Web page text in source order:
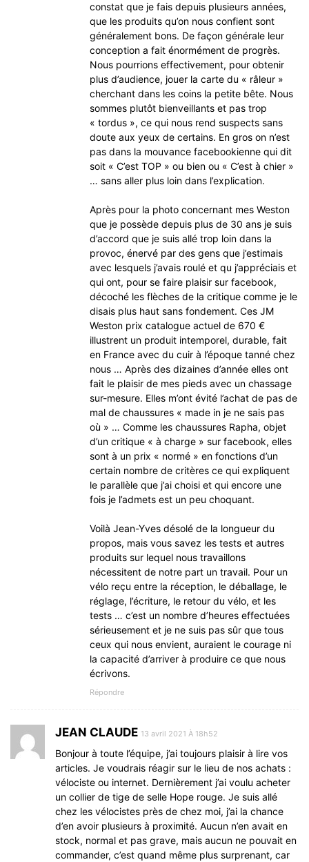
constat que je fais depuis plusieurs années,
que les produits qu’on nous confient sont
généralement bons. De façon générale leur
conception a fait énormément de progrès.
Nous pourrions effectivement, pour obtenir
plus d’audience, jouer la carte du « râleur »
cherchant dans les coins la petite bête. Nous
sommes plutôt bienveillants et pas trop
« tordus », ce qui nous rend suspects sans
doute aux yeux de certains. En gros on n’est
pas dans la mouvance facebookienne qui dit
soit « C’est TOP » ou bien ou « C’est à chier »
… sans aller plus loin dans l’explication.
Après pour la photo concernant mes Weston
que je possède depuis plus de 30 ans je suis
d’accord que je suis allé trop loin dans la
provoc, énervé par des gens que j’estimais
avec lesquels j’avais roulé et qu j’appréciais et
qui ont, pour se faire plaisir sur facebook,
décoché les flèches de la critique comme je le
disais plus haut sans fondement. Ces JM
Weston prix catalogue actuel de 670 €
illustrent un produit intemporel, durable, fait
en France avec du cuir à l’époque tanné chez
nous … Après des dizaines d’année elles ont
fait le plaisir de mes pieds avec un chassage
sur-mesure. Elles m’ont évité l’achat de pas de
mal de chaussures « made in je ne sais pas
où » … Comme les chaussures Rapha, objet
d’un critique « à charge » sur facebook, elles
sont à un prix « normé » en fonctions d’un
certain nombre de critères ce qui expliquent
le parallèle que j’ai choisi et qui encore une
fois je l’admets est un peu choquant.
Voilà Jean-Yves désolé de la longueur du
propos, mais vous savez les tests et autres
produits sur lequel nous travaillons
nécessitent de notre part un travail. Pour un
vélo reçu entre la réception, le déballage, le
réglage, l’écriture, le retour du vélo, et les
tests … c’est un nombre d’heures effectuées
sérieusement et je ne suis pas sûr que tous
ceux qui nous envient, auraient le courage ni
la capacité d’arriver à produire ce que nous
écrivons.
Répondre
JEAN CLAUDE 13 avril 2021 À 18h52
Bonjour à toute l’équipe, j’ai toujours plaisir à lire vos
articles. Je voudrais réagir sur le lieu de nos achats :
vélociste ou internet. Dernièrement j’ai voulu acheter
un collier de tige de selle Hope rouge. Je suis allé
chez les vélocistes près de chez moi, j’ai la chance
d’en avoir plusieurs à proximité. Aucun n’en avait en
stock, normal et pas grave, mais aucun ne pouvait en
commander, c’est quand même plus surprenant, car